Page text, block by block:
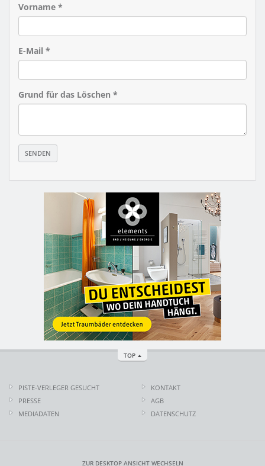
Vorname *
E-Mail *
Grund für das Löschen *
TOP
PISTE-VERLEGER GESUCHT
PRESSE
MEDIADATEN
KONTAKT
AGB
DATENSCHUTZ
ZUR DESKTOP ANSICHT WECHSELN